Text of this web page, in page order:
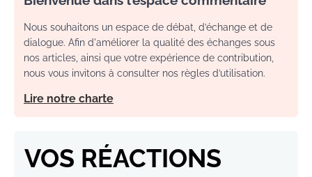
Nous souhaitons un espace de débat, d’échange et de
dialogue. Afin d'améliorer la qualité des échanges sous
nos articles, ainsi que votre expérience de contribution,
nous vous invitons à consulter nos règles d’utilisation.
Lire notre charte
VOS RÉACTIONS